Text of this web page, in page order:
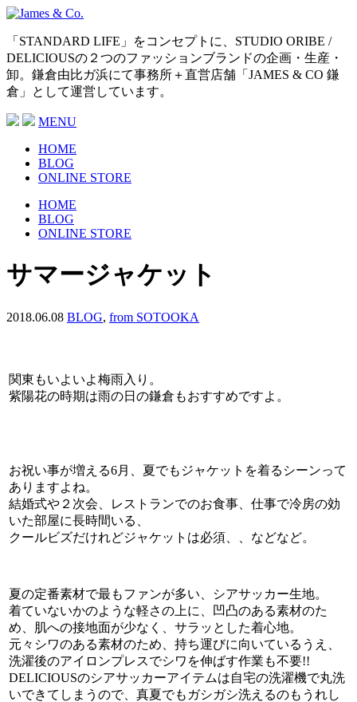
「STANDARD LIFE」をコンセプトに、STUDIO ORIBE /
DELICIOUSの２つのファッションブランドの企画・生産・
卸。鎌倉由比ガ浜にて事務所＋直営店舗「JAMES & CO 鎌
倉」として運営しています。
MENU
HOME
BLOG
ONLINE STORE
HOME
BLOG
ONLINE STORE
サマージャケット
2018.06.08 BLOG, from SOTOOKA
関東もいよいよ梅雨入り。
紫陽花の時期は雨の日の鎌倉もおすすめですよ。
お祝い事が増える6月、夏でもジャケットを着るシーンって
ありますよね。
結婚式や２次会、レストランでのお食事、仕事で冷房の効
いた部屋に長時間いる、
クールビズだけれどジャケットは必須、、などなど。
夏の定番素材で最もファンが多い、シアサッカー生地。
着ていないかのような軽さの上に、凹凸のある素材のた
め、肌への接地面が少なく、サラッとした着心地。
元々シワのある素材のため、持ち運びに向いているうえ、
洗濯後のアイロンプレスでシワを伸ばす作業も不要!!
DELICIOUSのシアサッカーアイテムは自宅の洗濯機で丸洗
いできてしまうので、真夏でもガシガシ洗えるのもうれし